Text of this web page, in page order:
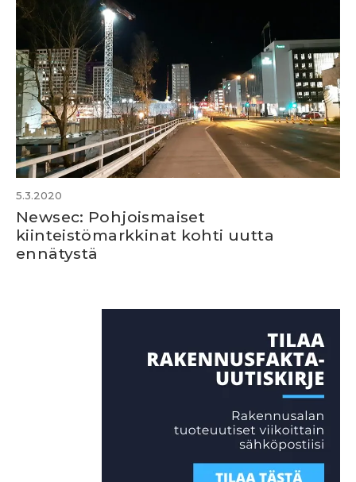
5.3.2020
Newsec: Pohjoismaiset
kiinteistömarkkinat kohti uutta
ennätystä